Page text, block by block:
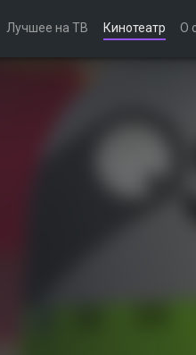
Лучшее на ТВ Кинотеатр О